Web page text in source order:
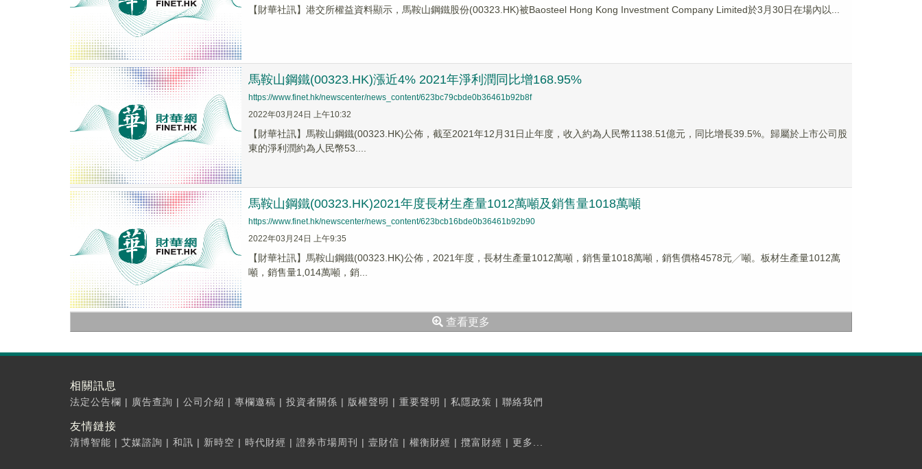
【財華社訊】港交所權益資料顯示，馬鞍山鋼鐵股份(00323.HK)被Baosteel Hong Kong Investment Company Limited於3月30日在場內以...
馬鞍山鋼鐵(00323.HK)漲近4% 2021年淨利潤同比增168.95%
https://www.finet.hk/newscenter/news_content/623bc79cbde0b36461b92b8f
2022年03月24日 上午10:32
【財華社訊】馬鞍山鋼鐵(00323.HK)公佈，截至2021年12月31日止年度，收入約為人民幣1138.51億元，同比增長39.5%。歸屬於上市公司股
東的淨利潤約為人民幣53....
馬鞍山鋼鐵(00323.HK)2021年度長材生產量1012萬噸及銷售量1018萬噸
https://www.finet.hk/newscenter/news_content/623bcb16bde0b36461b92b90
2022年03月24日 上午9:35
【財華社訊】馬鞍山鋼鐵(00323.HK)公佈，2021年度，長材生產量1012萬噸，銷售量1018萬噸，銷售價格4578元╱噸。板材生產量1012萬
噸，銷售量1,014萬噸，銷...
查看更多
相關訊息
法定公告欄 | 廣告查詢 | 公司介紹 | 專欄邀稿 | 投資者關係 | 版權聲明 | 重要聲明 | 私隱政策 | 聯絡我們
友情鏈接
清博智能 | 艾媒諮詢 | 和訊 | 新時空 | 時代財經 | 證券市場周刊 | 壹財信 | 權衡財經 | 攬富財經 | 更多...